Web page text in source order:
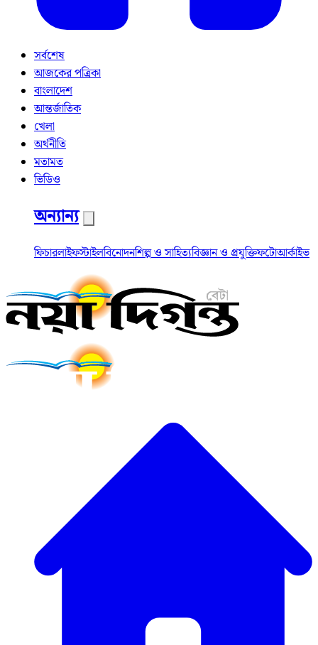
সর্বশেষ
আজকের পত্রিকা
বাংলাদেশ
আন্তর্জাতিক
খেলা
অর্থনীতি
মতামত
ভিডিও
অন্যান্য
ফিচারলাইফস্টাইলবিনোদনশিল্প ও সাহিত্যবিজ্ঞান ও প্রযুক্তিফটোআর্কাইভ